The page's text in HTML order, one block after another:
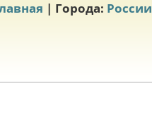
| Города: России